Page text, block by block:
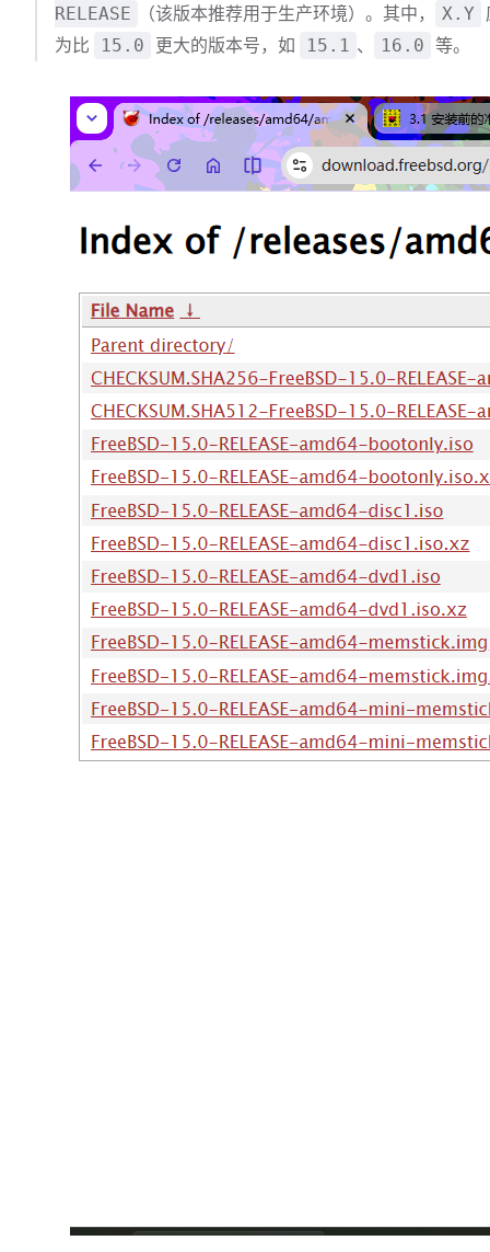
RELEASE
（该版本推荐用于生产环境）。其中， X.Y
为比
15.0 更大的版本号，如 15.1 、 16.0 等。